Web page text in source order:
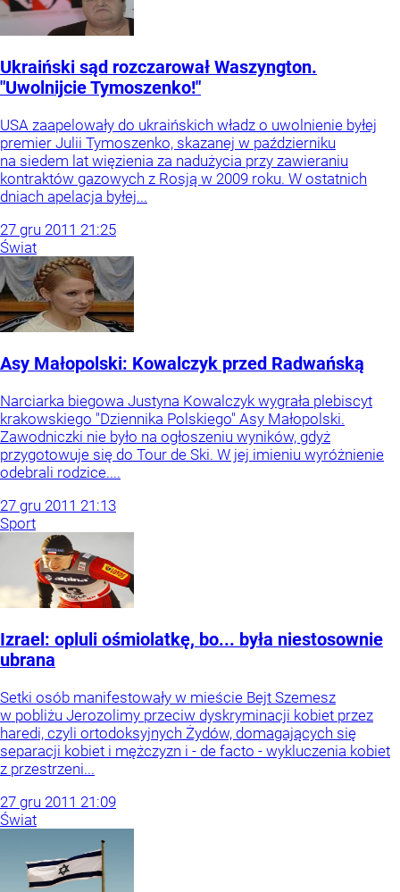
Ukraiński sąd rozczarował Waszyngton.
"Uwolnijcie Tymoszenko!"
USA zaapelowały do ukraińskich władz o uwolnienie byłej
premier Julii Tymoszenko, skazanej w październiku
na siedem lat więzienia za nadużycia przy zawieraniu
kontraktów gazowych z Rosją w 2009 roku. W ostatnich
dniach apelacja byłej...
27 gru 2011 21:25
Świat
Asy Małopolski: Kowalczyk przed Radwańską
Narciarka biegowa Justyna Kowalczyk wygrała plebiscyt
krakowskiego "Dziennika Polskiego" Asy Małopolski.
Zawodniczki nie było na ogłoszeniu wyników, gdyż
przygotowuje się do Tour de Ski. W jej imieniu wyróżnienie
odebrali rodzice....
27 gru 2011 21:13
Sport
Izrael: opluli ośmiolatkę, bo... była niestosownie
ubrana
Setki osób manifestowały w mieście Bejt Szemesz
w pobliżu Jerozolimy przeciw dyskryminacji kobiet przez
haredi, czyli ortodoksyjnych Żydów, domagających się
separacji kobiet i mężczyzn i - de facto - wykluczenia kobiet
z przestrzeni...
27 gru 2011 21:09
Świat